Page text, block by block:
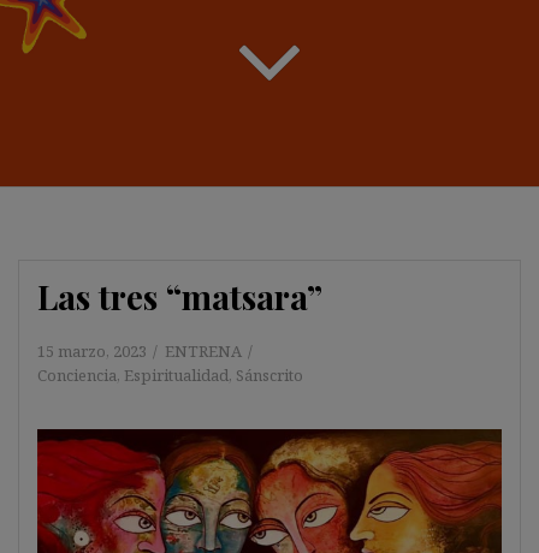
Las tres “matsara”
15 marzo, 2023
ENTRENA
Conciencia, Espiritualidad, Sánscrito